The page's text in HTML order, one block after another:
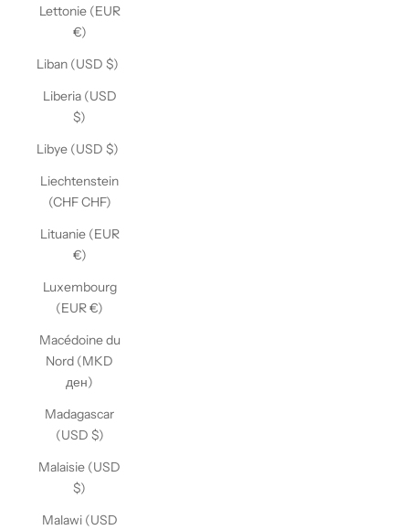
Lettonie (EUR
€)
Liban (USD $)
Liberia (USD
$)
Libye (USD $)
Liechtenstein
(CHF CHF)
Lituanie (EUR
€)
Luxembourg
(EUR €)
Macédoine du
Nord (MKD
ден)
Madagascar
(USD $)
Malaisie (USD
$)
Malawi (USD